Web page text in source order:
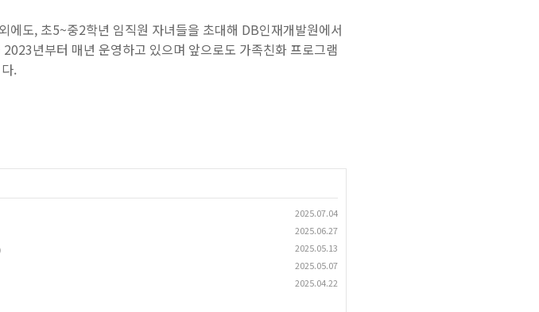
에도, 초5~중2학년 임직원 자녀들을 초대해 DB인재개발원에서
2023년부터 매년 운영하고 있으며 앞으로도 가족친화 프로그램
.
2025.07.04
2025.06.27
2025.05.13
2025.05.07
2025.04.22